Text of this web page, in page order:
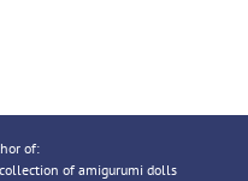
of:
of amigurumi dolls